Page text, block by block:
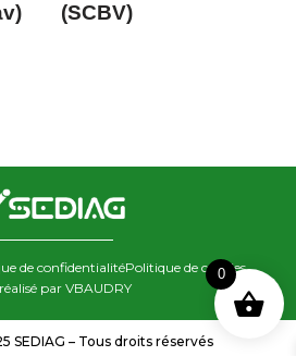
(SCBV)
de confidentialitéPolitique de cookies
par VBAUDRY
SEDIAG – Tous droits réservés
0